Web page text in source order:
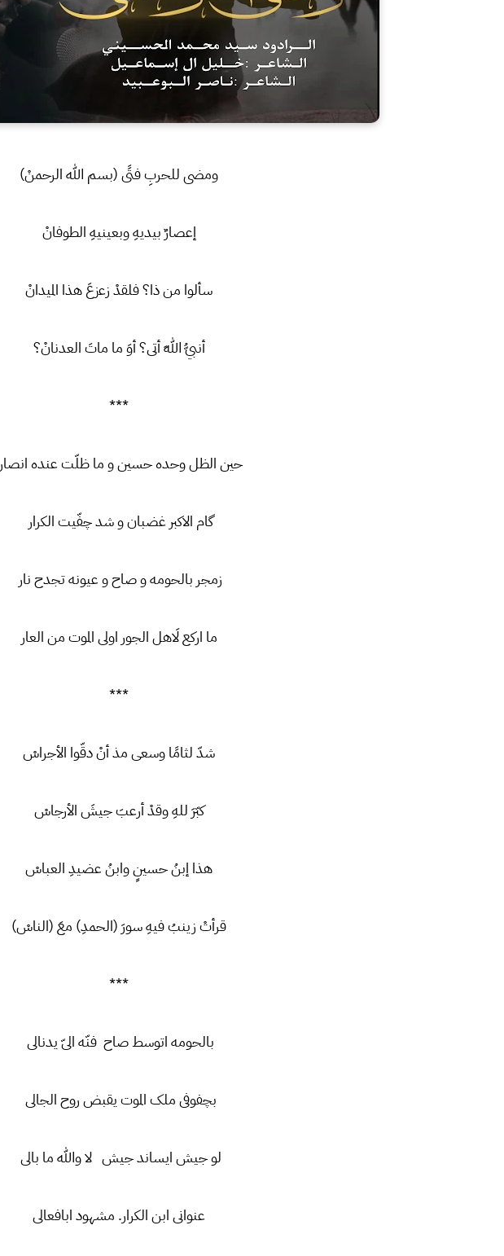
ومضى للحربِ فتًى (بسم الله الرحمنْ)
إعصارٌ بيديهِ وبعينيهِ الطوفانْ
سألوا من ذا؟ فلقدْ زعزعَ هذا الميدانْ
أنبيُّ اللهِ أتى؟ أوَ ما ماتَ العدنانْ؟
***
حین الظل وحده حسین و ما ظلّت عنده انصار
گام الاکبر غضبان و شد چفّیت الکرار
زمجر بالحومه و صاح و عیونه تجدح نار
ما ارکع لَاهل الجور اولی الموت من العار
***
شدّ لثامًا وسعى مذ أنْ دقّوا الأجراسْ
كبّرَ للهِ وقدْ أرعبَ جيشَ الأرجاسْ
هذا إبنُ حسينٍ وابنُ عضيدِ العباسْ
قرأتْ زينبُ فيهِ سورَ (الحمدِ) معَ (الناسْ)
***
بالحومه اتوسط صاح فنّه الّی یدنالی
بچفوفی ملک الموت یقبض روح الجالی
لو جیش ایساند جیش لا والله ما بالی
عنوانی ابن الکرار. مشهود ابافعالی